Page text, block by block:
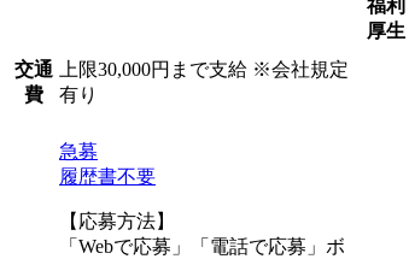
交通
費
上限30,000円まで支給 ※会社規定
有り
急募
履歴書不要
【応募方法】
「Webで応募」「電話で応募」ボ
福利
厚生